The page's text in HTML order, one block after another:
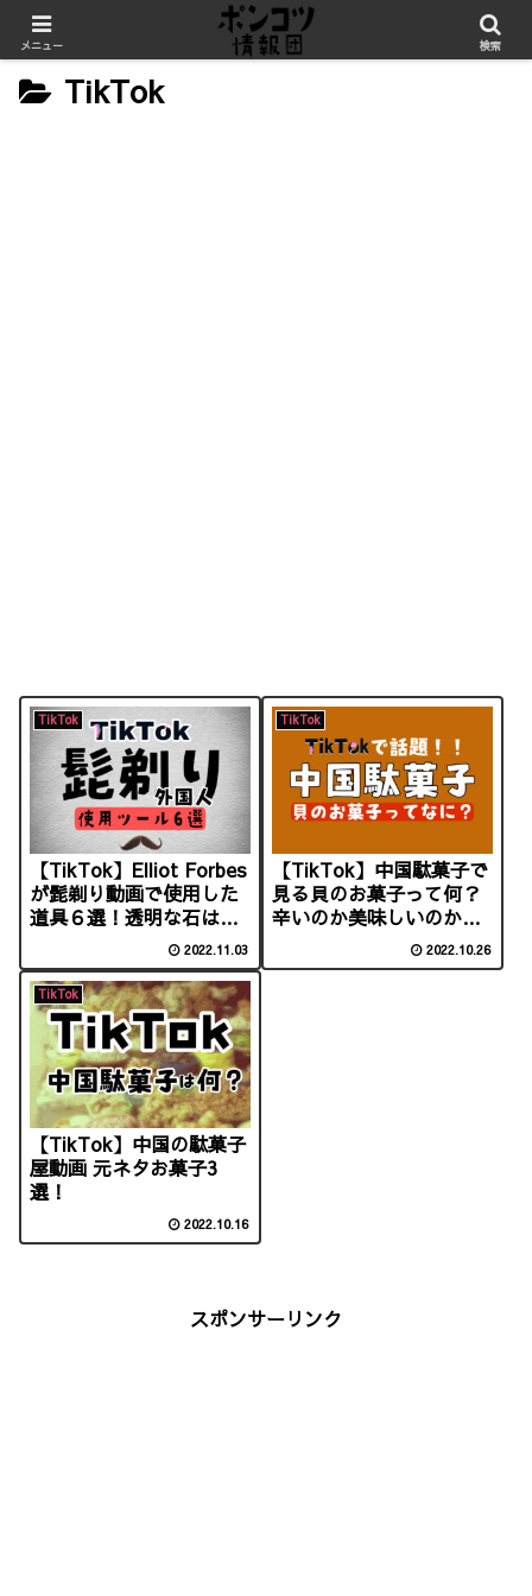
TikTok
TikTok
【TikTok】Elliot Forbes
が髭剃り動画で使用した
道具６選！透明な石はミ
2022.11.03
TikTok
【TikTok】中国駄菓子で
見る貝のお菓子って何？
辛いのか美味しいのかを
2022.10.26
TikTok
【TikTok】中国の駄菓子
屋動画 元ネタお菓子3
選！
2022.10.16
スポンサーリンク
メニュー 検索